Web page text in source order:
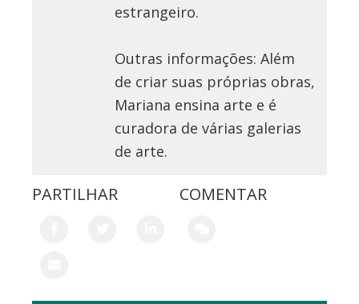
estrangeiro.
Outras informações: Além
de criar suas próprias obras,
Mariana ensina arte e é
curadora de várias galerias
de arte.
PARTILHAR COMENTAR